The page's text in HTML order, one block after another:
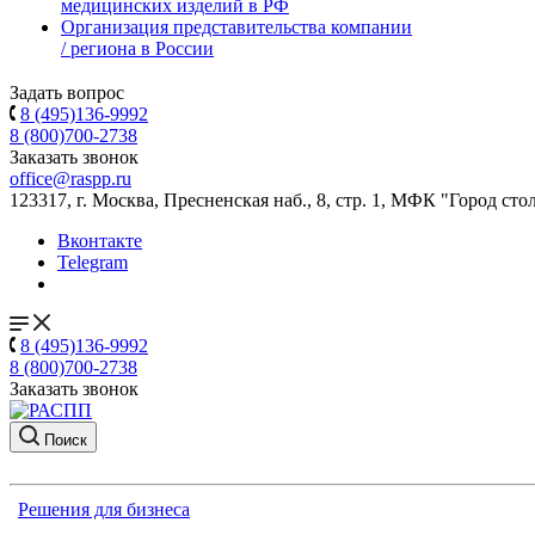
медицинских изделий в РФ
Организация представительства компании
/ региона в России
Задать вопрос
8 (495)136-9992
8 (800)700-2738
Заказать звонок
office@raspp.ru
123317, г. Москва, Пресненская наб., 8, стр. 1, МФК "Город
Вконтакте
Telegram
8 (495)136-9992
8 (800)700-2738
Заказать звонок
Поиск
Решения для бизнеса